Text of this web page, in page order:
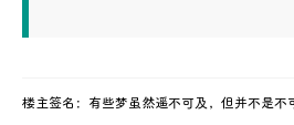
楼主签名：有些梦虽然遥不可及，但并不是不